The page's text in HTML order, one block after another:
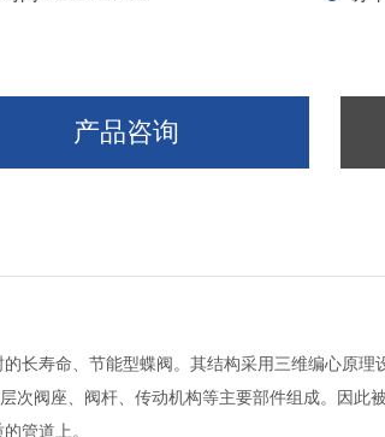
产品咨询
长寿命、节能型蝶阀。其结构采用三维编心原
次阀座、阀杆、传动机构等主要部件组成。因此
管道上。